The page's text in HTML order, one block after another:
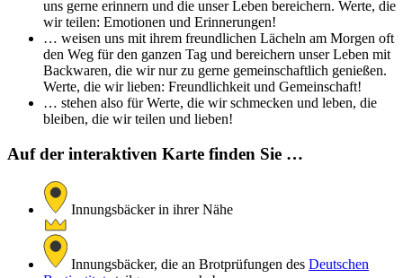
uns gerne erinnern und die unser Leben bereichern. Werte, die
wir teilen: Emotionen und Erinnerungen!
… weisen uns mit ihrem freundlichen Lächeln am Morgen oft
den Weg für den ganzen Tag und bereichern unser Leben mit
Backwaren, die wir nur zu gerne gemeinschaftlich genießen.
Werte, die wir lieben: Freundlichkeit und Gemeinschaft!
… stehen also für Werte, die wir schmecken und leben, die
bleiben, die wir teilen und lieben!
Auf der interaktiven Karte finden Sie …
Innungsbäcker in ihrer Nähe
Innungsbäcker, die an Brotprüfungen des Deutschen